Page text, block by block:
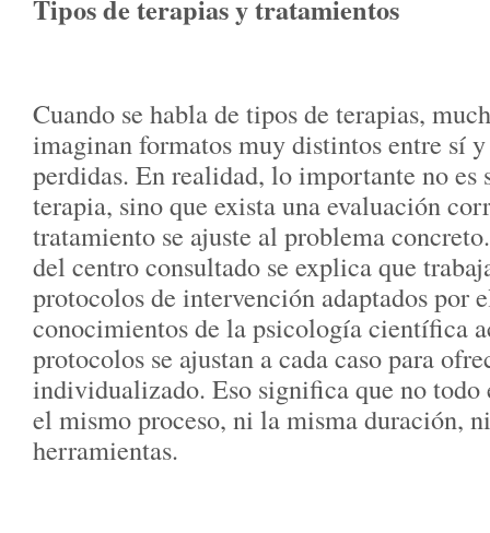
Tipos de terapias y tratamientos
Cuando se habla de tipos de terapias,
imaginan formatos muy distintos entre sí y
perdidas. En realidad, lo importante no es
terapia, sino que exista una evaluación
tratamiento se ajuste al problema
del centro consultado se explica que
protocolos de intervención adaptados por
conocimientos de la psicología científica
protocolos se ajustan a cada caso para
individualizado. Eso significa que no todo
el mismo proceso, ni la misma duración,
herramientas.